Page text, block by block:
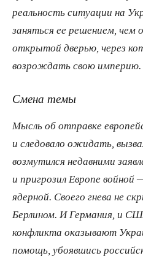
реальность ситуации на
заняться ее решением, чем
открытой дверью, через
возрождать свою империю.
Смена темы
Мысль об отправке
и следовало ожидать,
возмутился недавними
и пригрозил Европе
ядерной. Своего гнева не
Берлином. И Германия, и
конфликта оказывают
помощь, убоявшись